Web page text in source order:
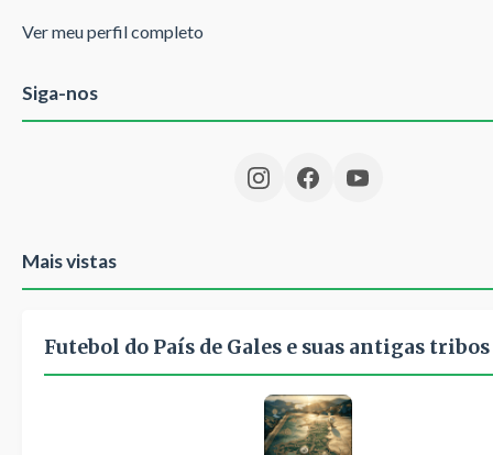
Ver meu perfil completo
Siga-nos
Mais vistas
Futebol do País de Gales e suas antigas